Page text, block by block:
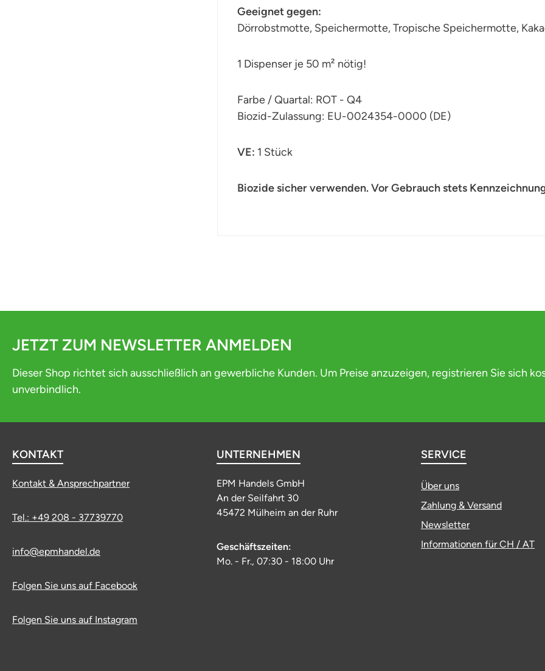
Geeignet gegen:
Dörrobstmotte, Speichermotte, Tropische Speichermotte,
1 Dispenser je 50 m² nötig!
Farbe / Quartal: ROT - Q4
Biozid-Zulassung: EU-0024354-0000 (DE)
VE: 1 Stück
Biozide sicher verwenden. Vor Gebrauch stets
JETZT ZUM NEWSLETTER ANMELDEN
Dieser Shop richtet sich ausschließlich an gewerbliche Kunden. Um Preise anzuzeigen, registrieren Sie sich
unverbindlich.
KONTAKT
Kontakt & Ansprechpartner
Tel.: +49 208 - 37739770
info@epmhandel.de
Folgen Sie uns auf Facebook
Folgen Sie uns auf Instagram
UNTERNEHMEN
EPM Handels GmbH
An der Seilfahrt 30
45472 Mülheim an der Ruhr
Geschäftszeiten:
Mo. - Fr., 07:30 - 18:00 Uhr
SERVICE
Über uns
Zahlung & Versand
Newsletter
Informationen für CH / AT